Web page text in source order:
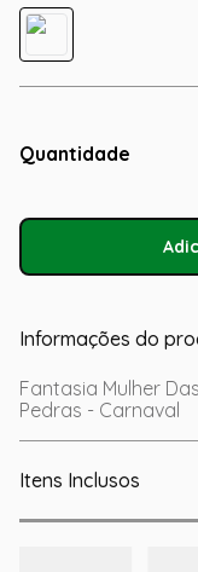
Quantidade
Informações do
Fantasia Mulher
Pedras - Carnaval
Itens Inclusos